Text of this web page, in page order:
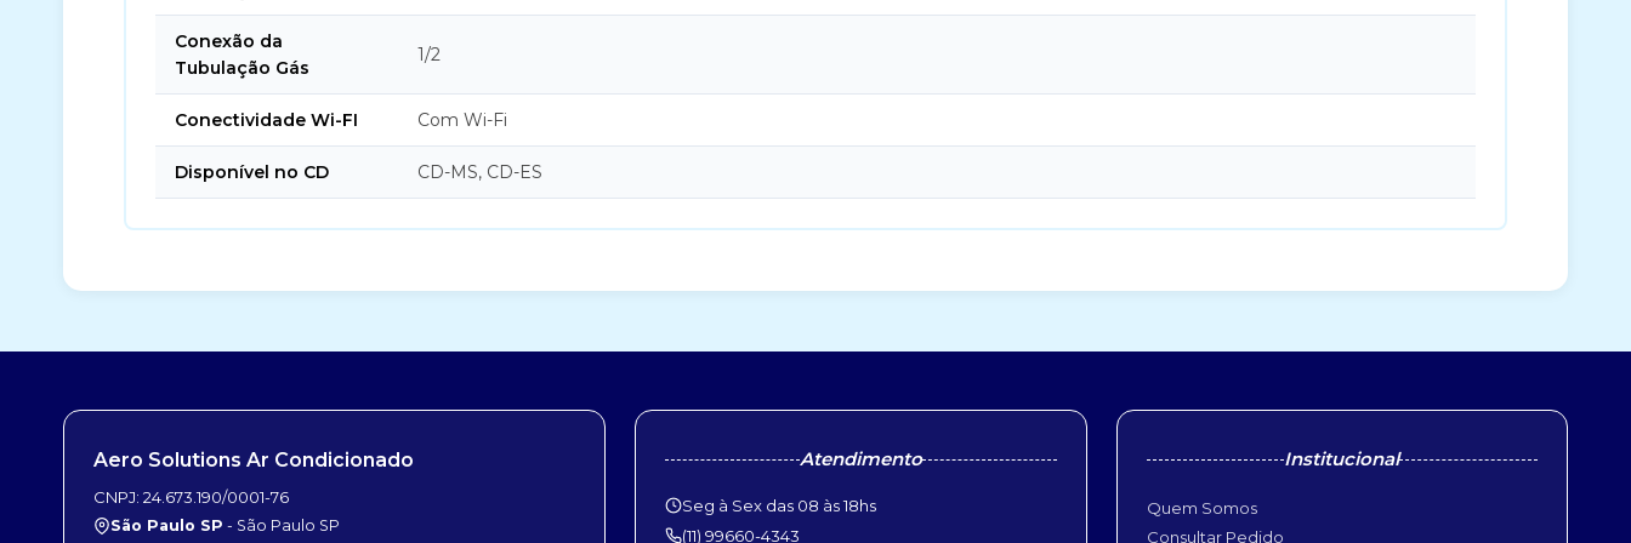
Conexão da
Tubulação Gás
1/2
Conectividade Wi-FI Com Wi-Fi
Disponível no CD CD-MS, CD-ES
Aero Solutions Ar Condicionado
CNPJ: 24.673.190/0001-76
São Paulo SP - São Paulo SP
Atendimento
Seg à Sex das 08 às 18hs
(11) 99660-4343
Institucional
Quem Somos
Consultar Pedido